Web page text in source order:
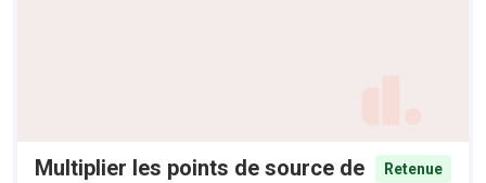
Multiplier les points de source de
Retenue